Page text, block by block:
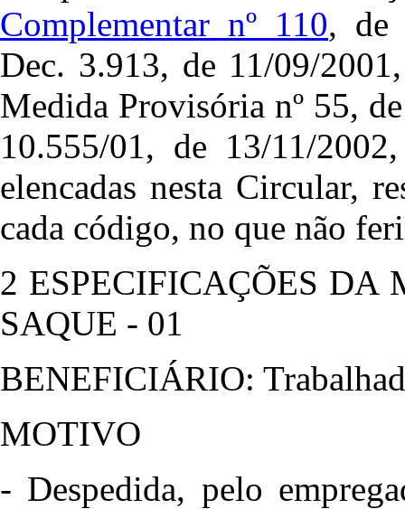
Complementar nº 110, de
Dec. 3.913, de 11/09/
Medida Provisória nº 55,
10.555/01, de 13/11/
elencadas nesta Circular,
cada código, no que não
2 ESPECIFICAÇÕES DA
SAQUE - 01
BENEFICIÁRIO:
MOTIVO
- Despedida, pelo